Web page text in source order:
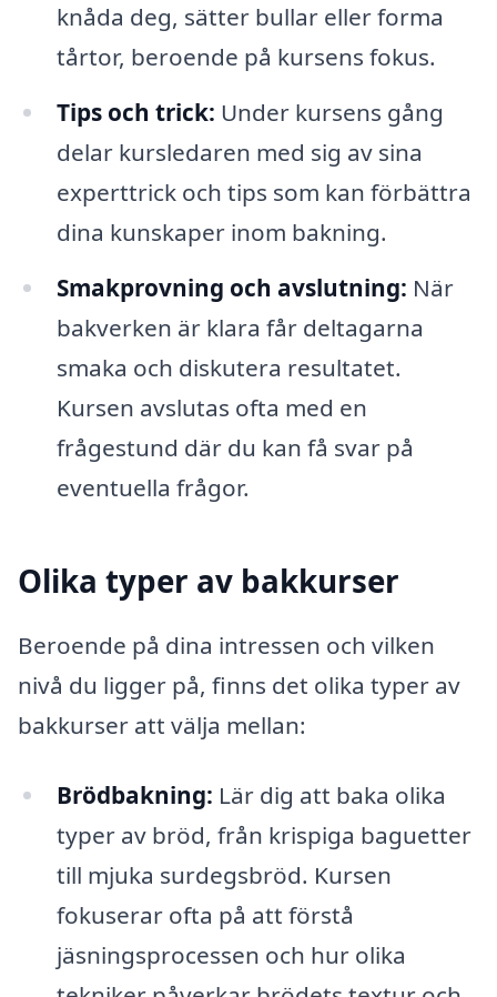
knåda deg, sätter bullar eller forma
tårtor, beroende på kursens fokus.
Tips och trick: Under kursens gång
delar kursledaren med sig av sina
experttrick och tips som kan förbättra
dina kunskaper inom bakning.
Smakprovning och avslutning: När
bakverken är klara får deltagarna
smaka och diskutera resultatet.
Kursen avslutas ofta med en
frågestund där du kan få svar på
eventuella frågor.
Olika typer av bakkurser
Beroende på dina intressen och vilken
nivå du ligger på, finns det olika typer av
bakkurser att välja mellan:
Brödbakning: Lär dig att baka olika
typer av bröd, från krispiga baguetter
till mjuka surdegsbröd. Kursen
fokuserar ofta på att förstå
jäsningsprocessen och hur olika